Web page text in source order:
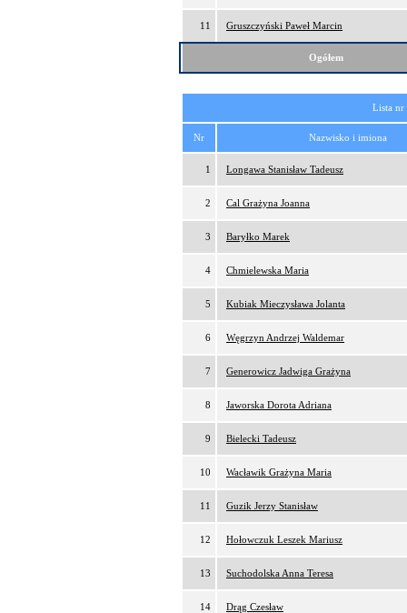
11 Gruszczyński Paweł Marcin
Ogółem
Lista
Nr Nazwisko i imiona
1 Longawa Stanisław Tadeusz
2 Cal Grażyna Joanna
3 Baryłko Marek
4 Chmielewska Maria
5 Kubiak Mieczysława Jolanta
6 Węgrzyn Andrzej Waldemar
7 Generowicz Jadwiga Grażyna
8 Jaworska Dorota Adriana
9 Bielecki Tadeusz
10 Wacławik Grażyna Maria
11 Guzik Jerzy Stanisław
12 Hołowczuk Leszek Mariusz
13 Suchodolska Anna Teresa
14 Drąg Czesław